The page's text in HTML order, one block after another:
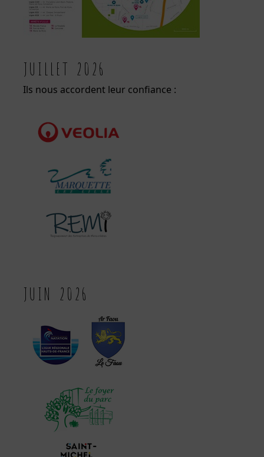
JUILLET 2026
Ils nous accordent leur confiance :
JUIN 2026